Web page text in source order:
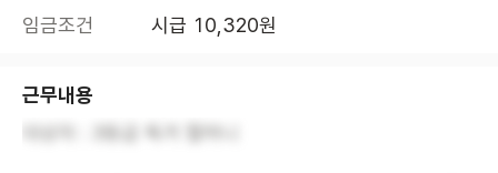
임금조건
시급 10,320원
근무내용